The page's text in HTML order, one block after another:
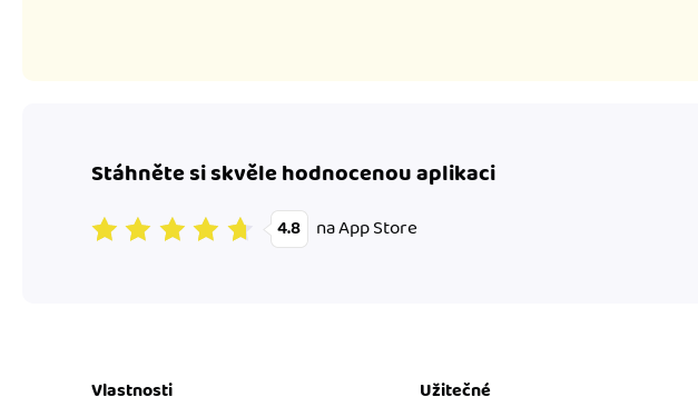
Stáhněte si skvěle hodnocenou aplikaci
4.8 na App Store
Vlastnosti
Užitečné